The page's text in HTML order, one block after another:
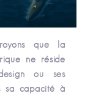
que la
ne réside
ou ses
sa capacité à